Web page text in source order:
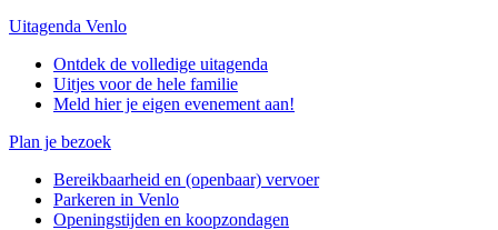
Uitagenda Venlo
Ontdek de volledige uitagenda
Uitjes voor de hele familie
Meld hier je eigen evenement aan!
Plan je bezoek
Bereikbaarheid en (openbaar) vervoer
Parkeren in Venlo
Openingstijden en koopzondagen